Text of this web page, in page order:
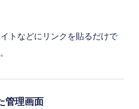
トなどにリンクを貼るだけで
管理画面